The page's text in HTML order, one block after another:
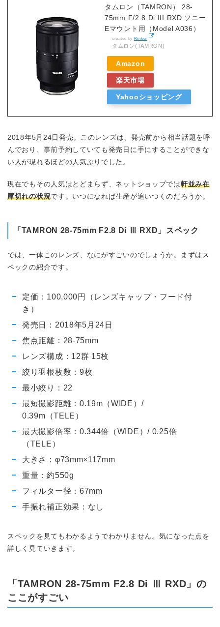
タムロン（TAMRON） 28-
75mm F/2.8 Di III RXD ソニー
Eマウント用（Model A036）
created by Rinker
タムロン(TAMRON)
Amazon
楽天市場
Yahooショッピング
2018年5月24日発売。このレンズは、発売前から相当話題を呼
んでおり、事前予約していても発売日に手にすることができな
い人が現れるほどの人気ぶりでした。
現在でもその人気はとどまらず、ネットショップでは軒並み在
庫切れの状況です。いつになれば生産が追いつくのだろうか。
「TAMRON 28-75mm F2.8 Di Ⅲ RXD」スペック
では、一体このレンズ、なにがすごいのでしょうか。まずはス
ペックの紹介です。
定価：100,000円（レンズキャップ・フード付
き）
発売日：2018年5月24日
焦点距離：28-75mm
レンズ構成：12群 15枚
絞り羽根枚数：9枚
最小絞り：22
最短撮影距離：0.19m（WIDE）/
0.39m（TELE）
最大撮影倍率：0.344倍（WIDE）/ 0.25倍
（TELE）
大きさ：φ73mm×117mm
重量：約550g
フィルター径：67mm
手振れ補正効果：なし
スペックを見てもわかるようでわかりません。気になった点を
詳しく見ていきます。
「TAMRON 28-75mm F2.8 Di Ⅲ RXD」の
ここがすごい